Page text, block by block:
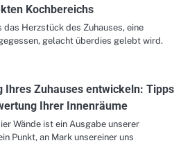
Kochbereichs
Herzstück des Zuhauses, eine
gelacht überdies gelebt wird.
Ihres Zuhauses entwickeln: Tipps
Ihrer Innenräume
Wände ist ein Ausgabe unserer
Punkt, an Mark unsereiner uns